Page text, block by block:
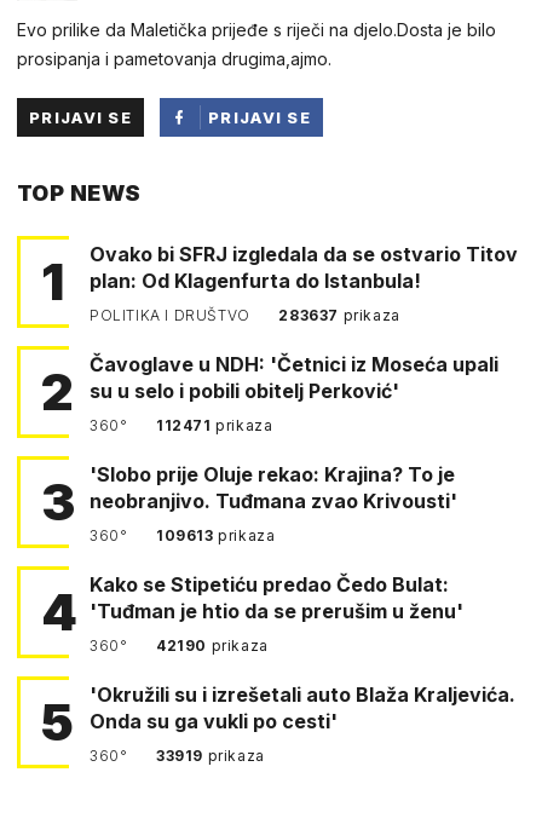
Evo prilike da Maletička prijeđe s riječi na djelo.Dosta je bilo
prosipanja i pametovanja drugima,ajmo.
PRIJAVI SE
PRIJAVI SE
TOP NEWS
1
Ovako bi SFRJ izgledala da se ostvario Titov
plan: Od Klagenfurta do Istanbula!
POLITIKA I DRUŠTVO 283637 prikaza
2
Čavoglave u NDH: 'Četnici iz Moseća upali
su u selo i pobili obitelj Perković'
360° 112471prikaza
3
'Slobo prije Oluje rekao: Krajina? To je
neobranjivo. Tuđmana zvao Krivousti'
360° 109613prikaza
4 Kako se Stipetiću predao Čedo Bulat:
'Tuđman je htio da se prerušim u ženu'
360° 42190 prikaza
5
'Okružili su i izrešetali auto Blaža Kraljevića.
Onda su ga vukli po cesti'
360° 33919 prikaza